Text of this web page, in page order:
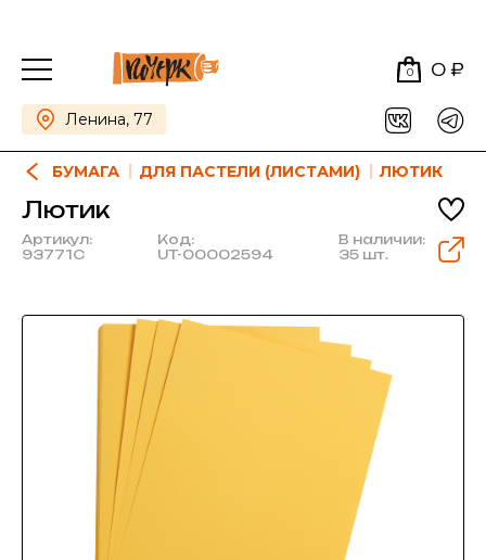
0 0 ₽
Ленина, 77
БУМАГА ДЛЯ ПАСТЕЛИ (ЛИСТАМИ) ЛЮТИК
Лютик
Артикул:
93771C
Код:
UT-00002594
В наличии:
35 шт.